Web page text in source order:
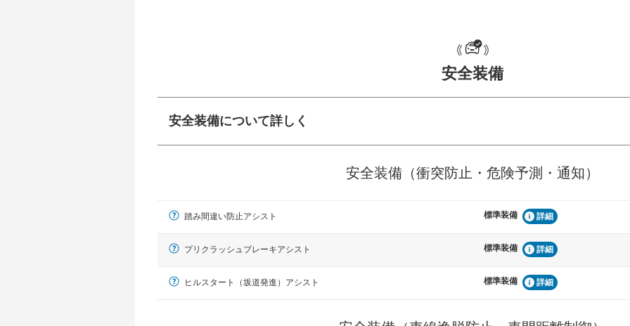
安全装備
安全装備について詳しく
前走車や歩行者との衝突を回避するプリクラッシュブレ
ーキアシスト、ABSなどが装備されています。
見えにくい場所に潜む
テムなどが装備されて
車線逸脱防止
プアシストなどが装備されています
車間距離制御
ブ・クルーズ・コント
運転・駐車支援
衝撃軽減
安全装備（衝突防止・危険予測・通知）
踏み間違い防止アシスト 標準装備 詳細
プリクラッシュブレーキアシスト 標準装備 詳細
ヒルスタート（坂道発進）アシスト 標準装備 詳細